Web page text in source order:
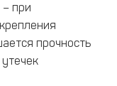
– при
прочность